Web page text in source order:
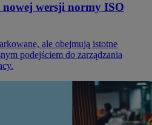
wersji normy ISO
ale obejmują istotne
podejściem do zarządzania